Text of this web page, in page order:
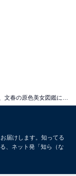
川栄李奈、文春の原色美女図鑑に掲載されたことを報告「文春さんに“美女認定”されたんですね」
届けします。知ってる
、ネット発「知ら（な